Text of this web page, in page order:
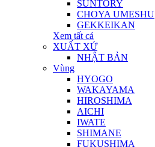
SUNTORY
CHOYA UMESHU
GEKKEIKAN
Xem tất cả
XUẤT XỨ
NHẬT BẢN
Vùng
HYOGO
WAKAYAMA
HIROSHIMA
AICHI
IWATE
SHIMANE
FUKUSHIMA